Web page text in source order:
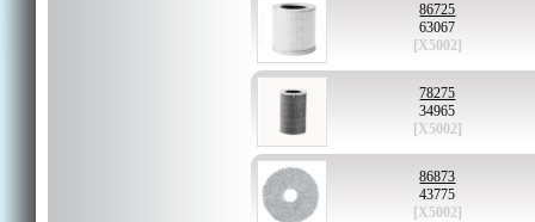
86725
63067
[X5002]
78275
34965
[X5002]
86873
43775
[X5002]